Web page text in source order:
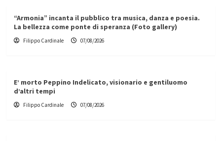
“Armonia” incanta il pubblico tra musica, danza e poesia.
La bellezza come ponte di speranza (Foto gallery)
Filippo Cardinale 07/08/2026
E’ morto Peppino Indelicato, visionario e gentiluomo
d’altri tempi
Filippo Cardinale 07/08/2026